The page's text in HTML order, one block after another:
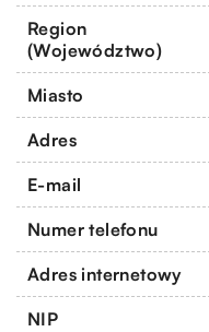
Region
(Województwo)
Miasto
Adres
E-mail
Numer telefonu
Adres internetowy
NIP